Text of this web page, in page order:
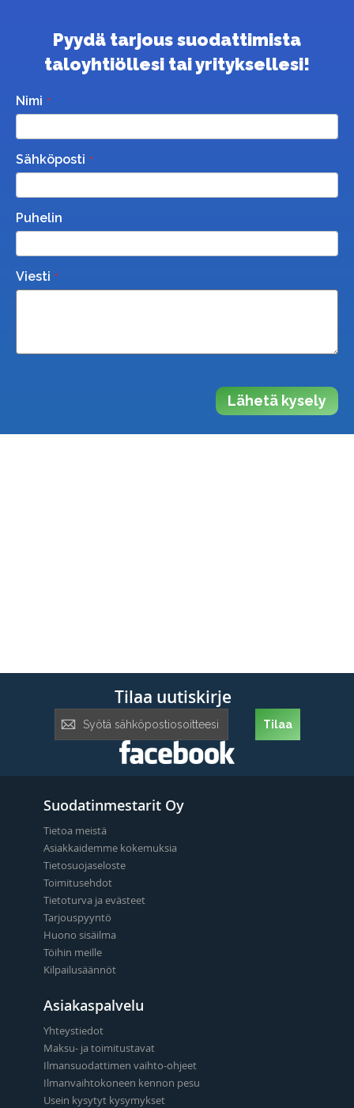
Pyydä tarjous suodattimista
taloyhtiöllesi tai yrityksellesi!
Nimi
Sähköposti
Puhelin
Viesti
Lähetä kysely
Tilaa uutiskirje
uutiskirje:
Tilaa
Suodatinmestarit Oy
Tietoa meistä
Asiakkaidemme kokemuksia
Tietosuojaseloste
Toimitusehdot
Tietoturva ja evästeet
Tarjouspyyntö
Huono sisäilma
Töihin meille
Kilpailusäännöt
Asiakaspalvelu
Yhteystiedot
Maksu- ja toimitustavat
Ilmansuodattimen vaihto-ohjeet
Ilmanvaihtokoneen kennon pesu
Usein kysytyt kysymykset